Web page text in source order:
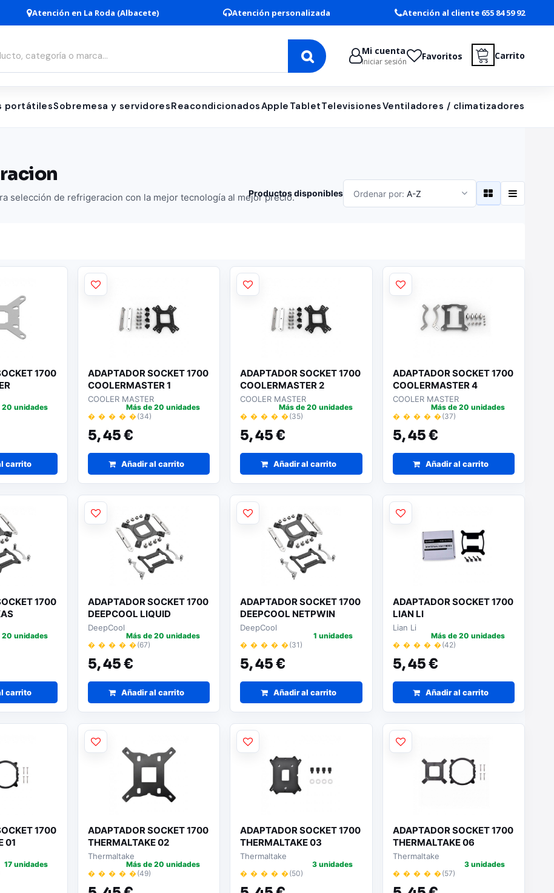
Atención en La Roda (Albacete) Atención personalizada Atención al cliente 655 84 59 92
Mi cuenta
Iniciar sesión Favoritos Carrito
portátilesSobremesa y servidoresReacondicionadosApple TabletTelevisionesVentiladores / climatizadores
selección de refrigeracion con la mejor tecnología al mejor precio.Productos disponibles Ordenar por: A-Z
1700
20 unidades
carrito
ADAPTADOR SOCKET 1700
COOLERMASTER 1
COOLER MASTER
� � � � �(34)
5,45 €
Más de 20 unidades
Añadir al carrito
ADAPTADOR SOCKET 1700
COOLERMASTER 2
COOLER MASTER
� � � � �(35)
5,45 €
Más de 20 unidades
Añadir al carrito
ADAPTADOR SOCKET 1700
COOLERMASTER 4
COOLER MASTER
� � � � �(37)
5,45 €
Más de 20 unidades
Añadir al carrito
1700
20 unidades
carrito
ADAPTADOR SOCKET 1700
DEEPCOOL LIQUID
DeepCool
� � � � �(67)
5,45 €
Más de 20 unidades
Añadir al carrito
ADAPTADOR SOCKET 1700
DEEPCOOL NETPWIN
DeepCool
� � � � �(31)
5,45 €
1 unidades
Añadir al carrito
ADAPTADOR SOCKET 1700
LIAN LI
Lian Li
� � � � �(42)
5,45 €
Más de 20 unidades
Añadir al carrito
1700
01
17 unidades
ADAPTADOR SOCKET 1700
THERMALTAKE 02
Thermaltake
� � � � �(49)
Más de 20 unidades
ADAPTADOR SOCKET 1700
THERMALTAKE 03
Thermaltake
� � � � �(50)
3 unidades
ADAPTADOR SOCKET 1700
THERMALTAKE 06
Thermaltake
� � � � �(57)
3 unidades